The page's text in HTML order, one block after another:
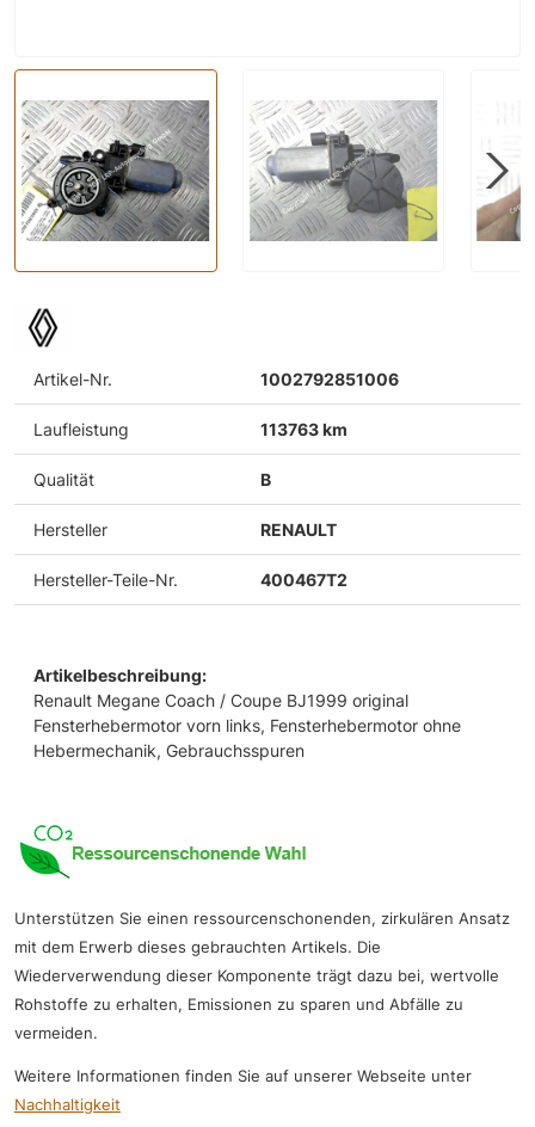
Artikel-Nr. 1002792851006
Laufleistung 113763 km
Qualität B
Hersteller RENAULT
Hersteller-Teile-Nr. 400467T2
Artikelbeschreibung:
Renault Megane Coach / Coupe BJ1999 original
Fensterhebermotor vorn links, Fensterhebermotor ohne
Hebermechanik, Gebrauchsspuren
Unterstützen Sie einen ressourcenschonenden, zirkulären Ansatz
mit dem Erwerb dieses gebrauchten Artikels. Die
Wiederverwendung dieser Komponente trägt dazu bei, wertvolle
Rohstoffe zu erhalten, Emissionen zu sparen und Abfälle zu
vermeiden.
Weitere Informationen finden Sie auf unserer Webseite unter
Nachhaltigkeit